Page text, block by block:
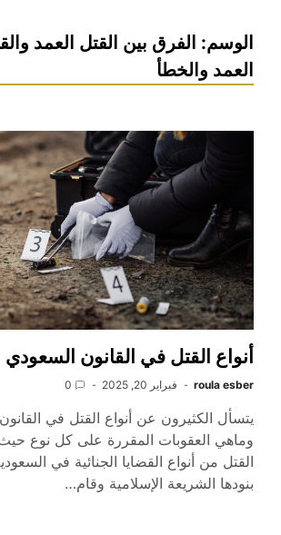
الوسم: الفرق بين القتل العمد
العمد والخطأ
أنواع القتل في القانون السعودي
roula esber فبراير 20, 2025 0
يتسأل الكثيرون عن أنواع القتل في
وماهي العقوبات المقررة على كل نوع
القتل من أنواع القضايا الجنائية في
بنودها الشريعة الإسلامية وقام…